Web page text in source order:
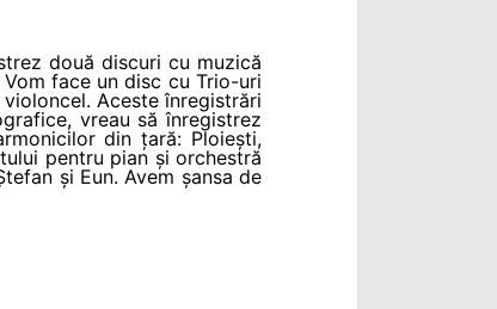
două discuri cu muzică
face un disc cu Trio-uri
Aceste înregistrări
vreau să înregistrez
din țară: Ploiești,
pentru pian și orchestră
și Eun. Avem șansa de